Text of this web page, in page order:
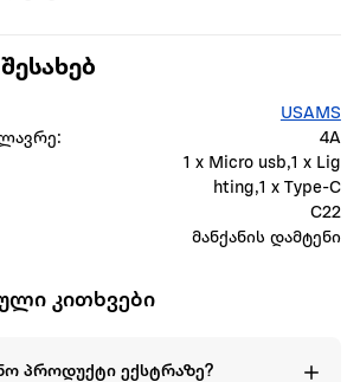
USAMS
4A
1 x Micro usb,1 x Lig
hting,1 x Type-C
C22
მანქანის დამტენი
კითხვები
პროდუქტი ექსტრაზე?